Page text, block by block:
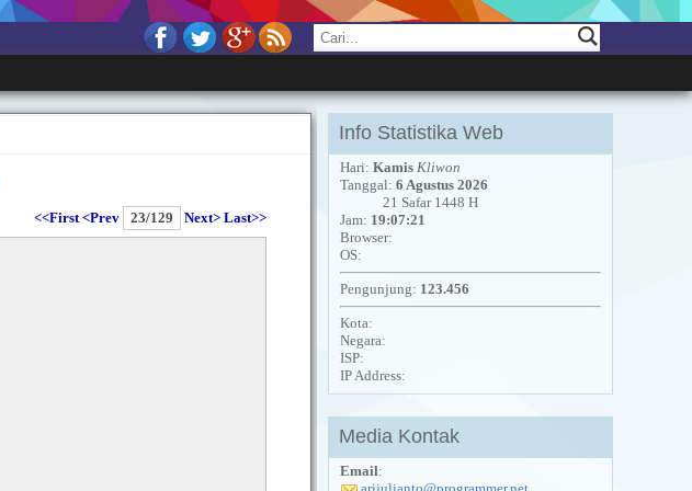
<<First <Prev 23/129 Next> Last>>
Info Statistika Web
Hari: Kamis Kliwon
Tanggal: 6 Agustus 2026
21 Safar 1448 H
Jam: 19:07:21
Browser:
OS:
Pengunjung: 123.456
Kota:
Negara:
ISP:
IP Address:
Media Kontak
Email: